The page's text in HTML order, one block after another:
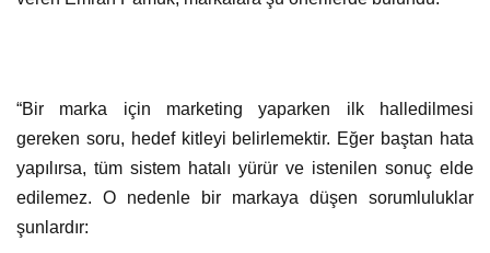
“Bir marka için marketing yaparken ilk halledilmesi
gereken soru, hedef kitleyi belirlemektir. Eğer baştan hata
yapılırsa, tüm sistem hatalı yürür ve istenilen sonuç elde
edilemez. O nedenle bir markaya düşen sorumluluklar
şunlardır: